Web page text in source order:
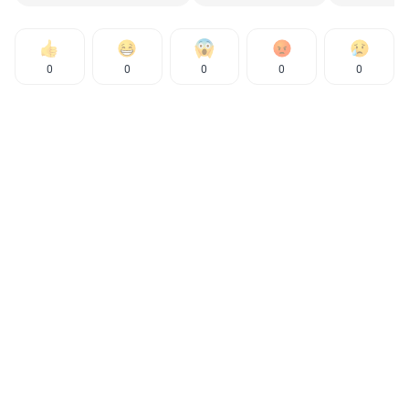
0 0 0 0 0